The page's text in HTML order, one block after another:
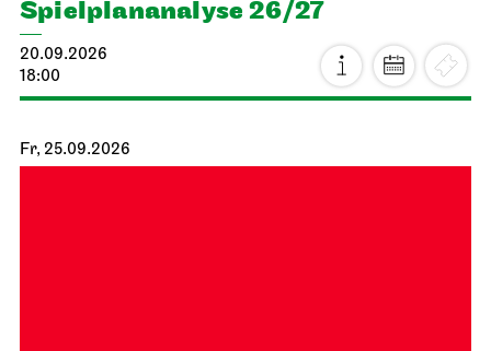
Spiel­plan­analyse 26/27
20.09.2026
18:00
Fr, 25.09.2026